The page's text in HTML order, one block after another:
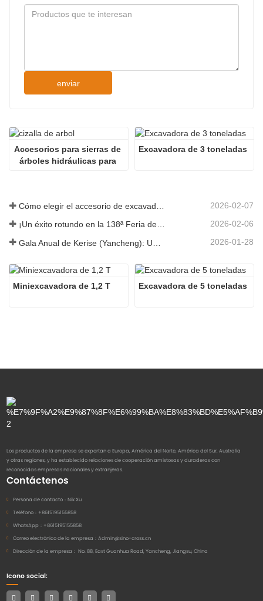
enviar
Accesorios para sierras de
árboles hidráulicas para
Excavadora de 3 toneladas
2026-02-07
¡Un éxito rotundo en la 138ª Feria de Cantón! 2026-02-06
2026-01-28
Miniexcavadora de 1,2 T Excavadora de 5 toneladas
Los productos de la empresa se exportan a Europa, América del Norte, América del Sur, Australia
y otras regiones, y ha establecido relaciones de cooperación amistosas y duraderas con
reconocidas empresas nacionales y extranjeras.
Contáctenos
Persona de contacto： Nik Xu
Teléfono： +8615195155858
WhatsApp： +8615195155858
Correo electrónico de la empresa： Admin@sino-cross.cn
Dirección de la empresa： No. 88, East Guanhua Road, Yancheng, Jiangsu, China
Icono social: